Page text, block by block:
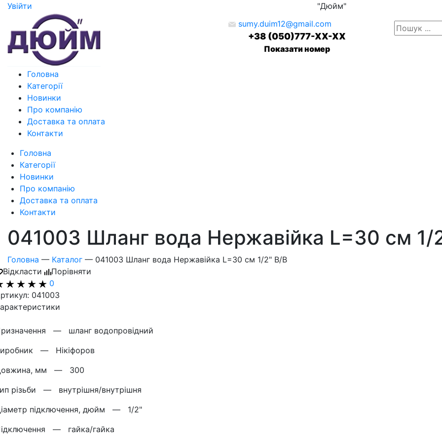
Увiйти
"Дюйм"
sumy.duim12@gmail.com
+38 (050)777-XX-XX
Показати номер
Головна
Категорії
Новинки
Про компанію
Доставка та оплата
Контакти
Головна
Категорії
Новинки
Про компанію
Доставка та оплата
Контакти
041003 Шланг вода Нержавійка L=30 см 1/
Головна — Каталог — 041003 Шланг вода Нержавійка L=30 см 1/2" В/В
Відкласти
Порівняти
0
041003
— шланг водопровідний
— Нікіфоров
мм — 300
різьби — внутрішня/внутрішня
підключення, дюйм — 1/2"
— гайка/гайка